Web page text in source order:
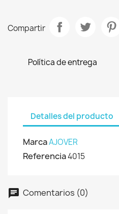
Compartir
Política de entrega
Detalles del producto
MarcaAJOVER
Referencia4015
Comentarios (0)